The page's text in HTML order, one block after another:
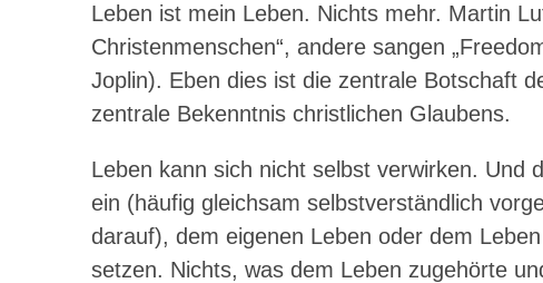
Leben ist mein Leben. Nichts mehr. Martin
Christenmenschen“, andere sangen
Joplin). Eben dies ist die zentrale Botschaft
zentrale Bekenntnis christlichen Glaubens.
Leben kann sich nicht selbst verwirken. Und
ein (häufig gleichsam selbstverständlich
darauf), dem eigenen Leben oder dem
setzen. Nichts, was dem Leben zugehörte